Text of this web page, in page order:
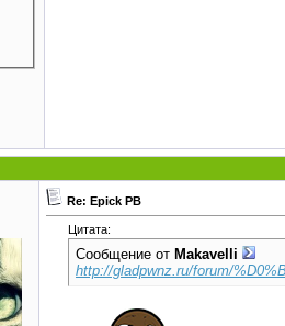
Re: Epick PB
Цитата:
Сообщение от Makavelli
http://gladpwnz.ru/forum/